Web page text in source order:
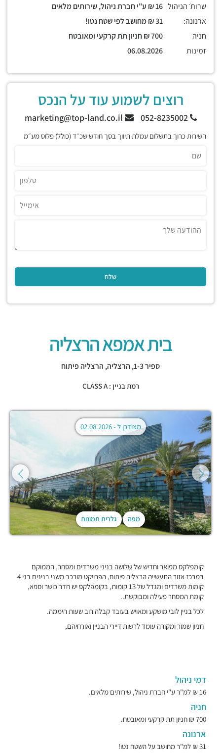
שרות׳ הניהול
ארנונה:
חניה
זמינות
רוצים לשמוע עוד על הנכס
052-8235002
השירות כרוך בתשלום עמלת תיווך בסך חודש שכ״ד (כולל) פלוס מע״מ
בית אמפא הרצליה
ספיר 1-3, הרצליה, הרצליה פיתוח
רמת בניין : CLASS A
מפה גלרית תמונות
מצודכן ל -02.08.2026
קומפלקס מפואר וחדיש של שלושה בניני משרדים ומסחר, הממוקם
במרכז אזור התעשייה הרצליה פיתוח, הפרויקט מורכב משני בנינים בני 4
קומות משרדים ומגדל של 13 קומות, בקומפלקס יש חדר כושר וספא,
קומת המסחר פעילה ומבוקשת..
לכל בניין לובי מושקע ומאויש בעובד קבלה רוב שעות היממה.
חניון שמור ומקורה עומד לרשות דיירי הבניין ואורחיהם,
דמי ניהול
16 ₪ למ"ר ע"י חברת ניהול, שירותים מלאים.
חניה
700 ₪ חניון תת קרקעי ומאובטח.
ארנונה
31 ₪ למ"ר מחושב על השטח נטו!